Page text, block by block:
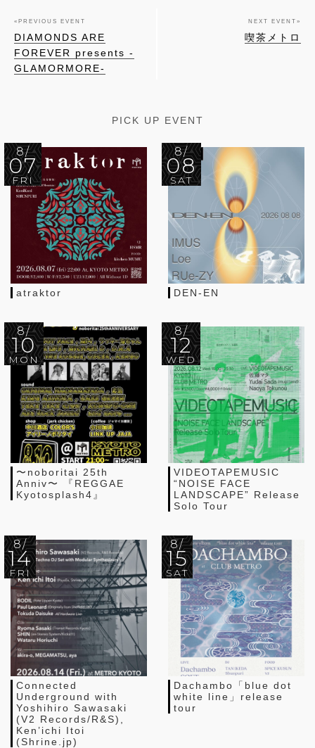
« PREVIOUS EVENT
DIAMONDS ARE
FOREVER presents -
GLAMORMORE-
NEXT EVENT »
喫茶メトロ
PICK UP EVENT
8/
07
FRI
atraktor
8/
08
SAT
DEN-EN
8/
10
MON
〜noboritai 25th
Anniv〜 『REGGAE
Kyotosplash4』
8/
12
WED
VIDEOTAPEMUSIC
“NOISE FACE
LANDSCAPE” Release
Solo Tour
8/
14
FRI
Connected
Underground with
Yoshihiro Sawasaki
(V2 Records/R&S),
Ken’ichi Itoi
(Shrine.jp)
8/
15
SAT
Dachambo「blue dot
white line」release
tour